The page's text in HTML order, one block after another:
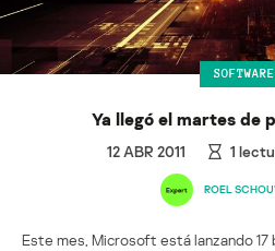
SOFTWARE
Ya llegó el martes de
12 ABR 2011 1
ROEL
Este mes, Microsoft está lanzando 17